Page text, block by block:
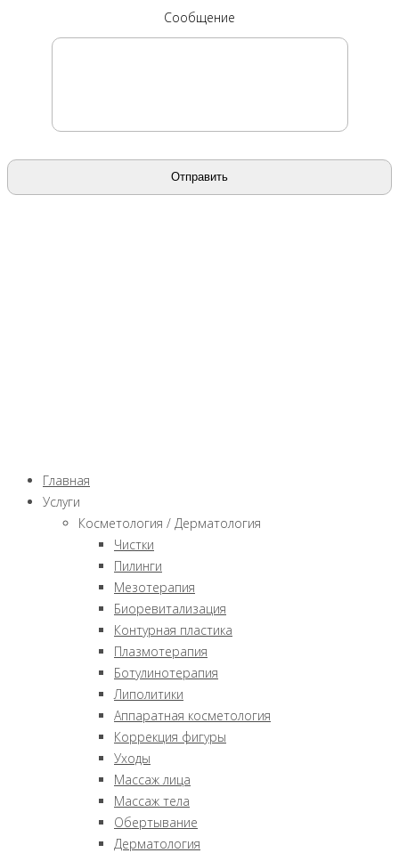
Сообщение
Главная
Услуги
Косметология / Дерматология
Чистки
Пилинги
Мезотерапия
Биоревитализация
Контурная пластика
Плазмотерапия
Ботулинотерапия
Липолитики
Аппаратная косметология
Коррекция фигуры
Уходы
Массаж лица
Массаж тела
Обертывание
Дерматология